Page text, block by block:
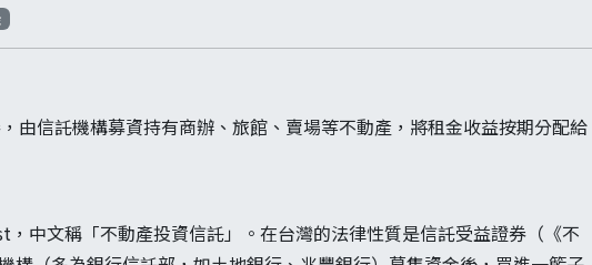
由信託機構募資持有商辦、旅館、賣場等不動產，將租金收益按期分配給
中文稱「不動產投資信託」。在台灣的法律性質是信託受益證券（《不